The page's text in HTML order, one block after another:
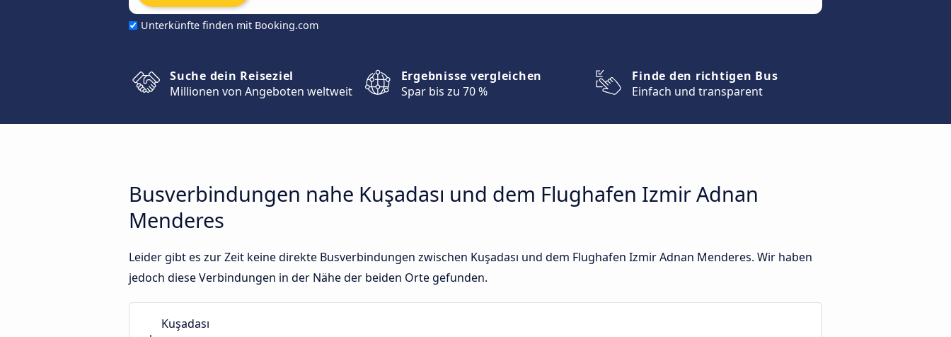
Unterkünfte finden mit Booking.com
Suche dein Reiseziel
Millionen von Angeboten weltweit
Ergebnisse vergleichen
Spar bis zu 70 %
Finde den richtigen Bus
Einfach und transparent
Busverbindungen nahe Kuşadası und dem Flughafen Izmir Adnan
Menderes
Leider gibt es zur Zeit keine direkte Busverbindungen zwischen Kuşadası und dem Flughafen Izmir Adnan Menderes. Wir haben
jedoch diese Verbindungen in der Nähe der beiden Orte gefunden.
Kuşadası